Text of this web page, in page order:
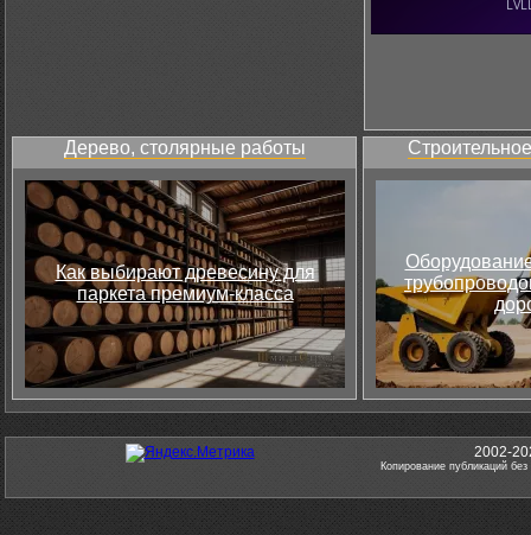
Дерево, столярные работы
Как выбирают древесину для
паркета премиум-класса
2002-
Копирование публикаций